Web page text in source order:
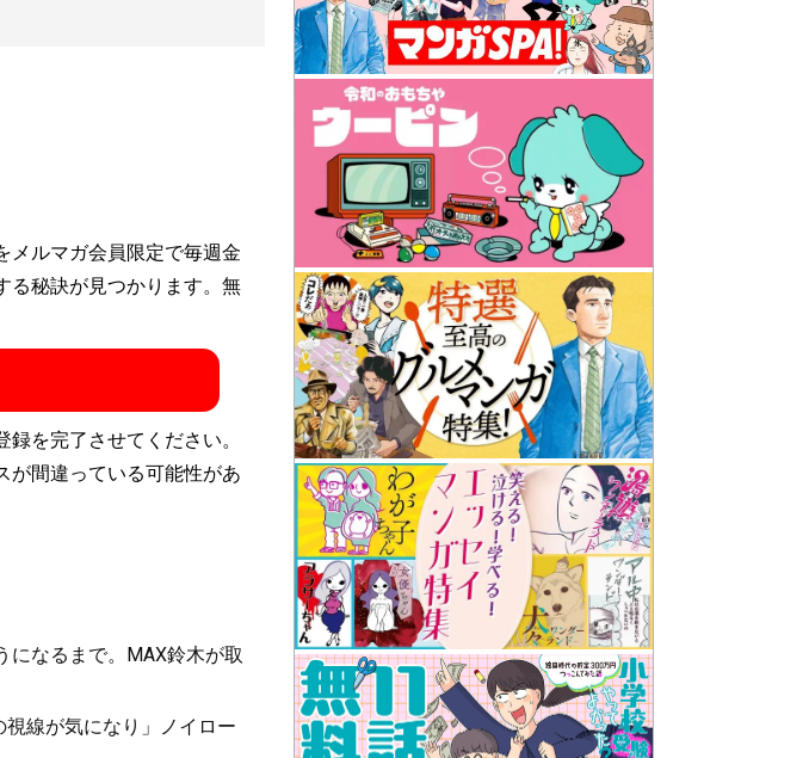
メルマガ会員限定で毎週金
る秘訣が見つかります。無
を完了させてください。
が間違っている可能性があ
なるまで。MAX鈴木が取
線が気になり」ノイロー